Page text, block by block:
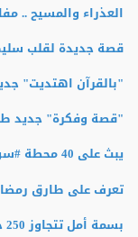
العذراء والمسيح ..
قصة جديدة لقلب
"بالقرآن اهتديت"
"قصة وفكرة" جديد
يبث على 40 محطة #سواعد_الإخاء2 في رمضان 1435
تعرف على طارق
بسمة أمل تتجاوز 250 حلقة